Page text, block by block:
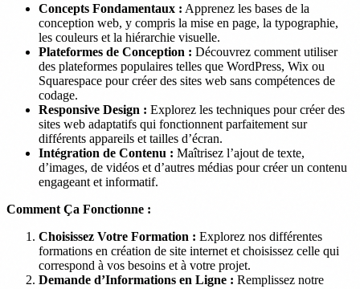
Concepts Fondamentaux : Apprenez les bases de la
conception web, y compris la mise en page, la typographie,
les couleurs et la hiérarchie visuelle.
Plateformes de Conception : Découvrez comment utiliser
des plateformes populaires telles que WordPress, Wix ou
Squarespace pour créer des sites web sans compétences de
codage.
Responsive Design : Explorez les techniques pour créer des
sites web adaptatifs qui fonctionnent parfaitement sur
différents appareils et tailles d’écran.
Intégration de Contenu : Maîtrisez l’ajout de texte,
d’images, de vidéos et d’autres médias pour créer un contenu
engageant et informatif.
Comment Ça Fonctionne :
Choisissez Votre Formation : Explorez nos différentes
formations en création de site internet et choisissez celle qui
correspond à vos besoins et à votre projet.
Demande d’Informations en Ligne : Remplissez notre